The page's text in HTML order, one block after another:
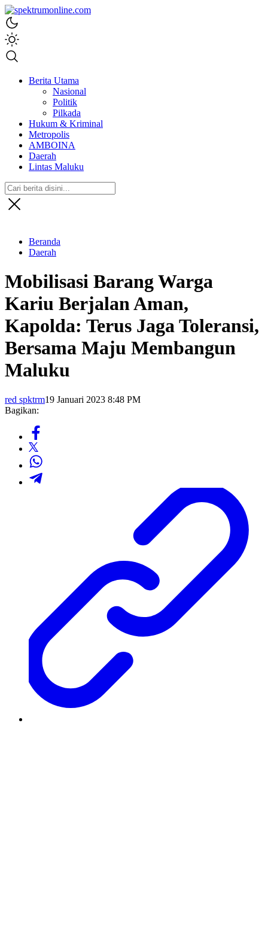
spektrumonline.com
Berita Utama
Nasional
Politik
Pilkada
Hukum & Kriminal
Metropolis
AMBOINA
Daerah
Lintas Maluku
Beranda
Daerah
Mobilisasi Barang Warga
Kariu Berjalan Aman,
Kapolda: Terus Jaga Toleransi,
Bersama Maju Membangun
Maluku
red spktrm19 Januari 2023 8:48 PM
Bagikan: